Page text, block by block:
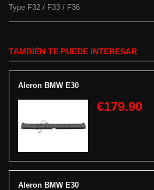
Type F32 / F33 / F36
TAMBIÉN TE PUEDE INTERESAR
Aleron BMW E30
€179.90
Aleron BMW E30